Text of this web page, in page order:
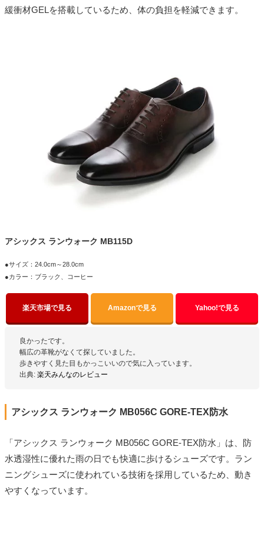
緩衝材GELを搭載しているため、体の負担を軽減できます。
アシックス ランウォーク MB115D
●サイズ：24.0cm～28.0cm
●カラー：ブラック、コーヒー
楽天市場で見る Amazonで見る Yahoo!で見る
良かったです。
幅広の革靴がなくて探していました。
歩きやすく見た目もかっこいいので気に入っています。
出典: 楽天みんなのレビュー
アシックス ランウォーク MB056C GORE-TEX防水
「アシックス ランウォーク MB056C GORE-TEX防水」は、防
水透湿性に優れた雨の日でも快適に歩けるシューズです。ラン
ニングシューズに使われている技術を採用しているため、動き
やすくなっています。